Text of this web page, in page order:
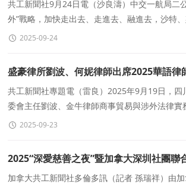
共工新聞社9月24日電（沙良濤）中交一航局二
外”戰略，加快走出去、走進去、融進去，沙特
現有國别市場持續開拓。沙特利雅得塞德拉
2025-09-24
盛豪律所劉波、何妮律師出席2025華語律
歐法商融合新合作
共工新聞社專題電（雷良）2025年9月19日，四
委會主任劉波、金牛律師商事貿易與涉外法律
律師應邀參加在重慶舉辦的“2025華語律師重慶
2025-09-23
2025“深愛慈善之夜”暨加拿大深圳社團聯
在多倫多隆重舉行
加拿大共工新聞社多倫多訊（記者 孫瑞祥）由